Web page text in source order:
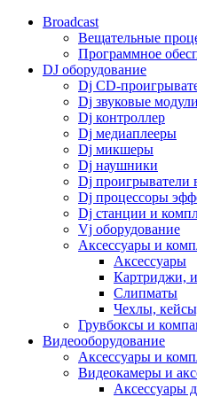
Broadcast
Вещательные
Программное
DJ оборудование
Dj CD-
Dj звуковые модули
Dj контроллер
Dj медиаплееры
Dj микшеры
Dj наушники
Dj проигрыватели
Dj процессоры
Dj станции и
Vj оборудование
Аксессуары и
Аксессуары
Картриджи,
Слипматы
Чехлы,
Грувбоксы и
Видеооборудование
Аксессуары и
Видеокамеры и
Аксессуары